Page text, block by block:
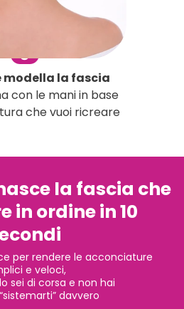
3
modella la fascia
con le mani in base
che vuoi ricreare
la fascia che
in ordine in 10
per rendere le acconciature
e veloci,
sei di corsa e non hai
davvero